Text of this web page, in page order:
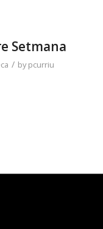
Setmana
/ bypcurriu